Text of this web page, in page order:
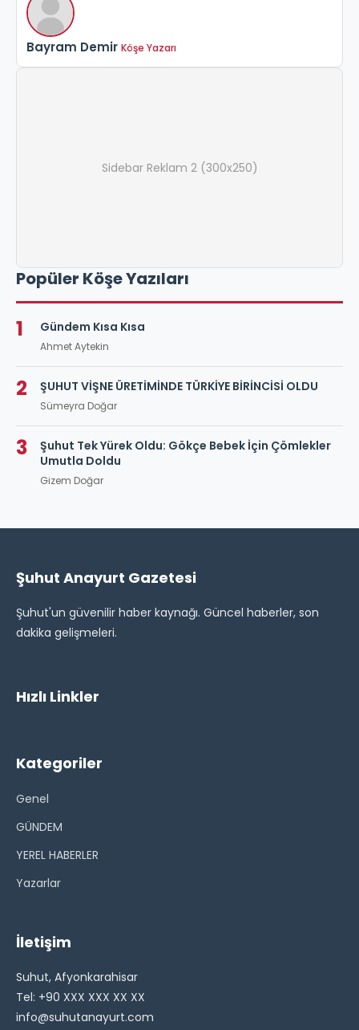
Bayram Demir Köşe Yazarı
Sidebar Reklam 2 (300x250)
Popüler Köşe Yazıları
1 Gündem Kısa Kısa
Ahmet Aytekin
2 ŞUHUT VİŞNE ÜRETİMİNDE TÜRKİYE BİRİNCİSİ OLDU
Sümeyra Doğar
3
Şuhut Tek Yürek Oldu: Gökçe Bebek İçin Çömlekler
Umutla Doldu
Gizem Doğar
Şuhut Anayurt Gazetesi
Şuhut'un güvenilir haber kaynağı. Güncel haberler, son
dakika gelişmeleri.
Hızlı Linkler
Kategoriler
Genel
GÜNDEM
YEREL HABERLER
Yazarlar
İletişim
Suhut, Afyonkarahisar
Tel: +90 XXX XXX XX XX
info@suhutanayurt.com